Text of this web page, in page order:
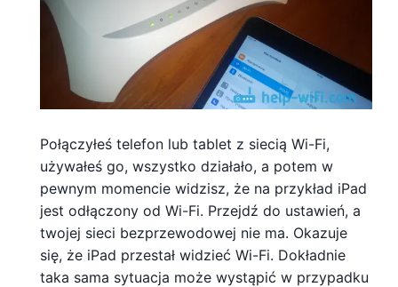
Połączyłeś telefon lub tablet z siecią Wi-Fi,
używałeś go, wszystko działało, a potem w
pewnym momencie widzisz, że na przykład iPad
jest odłączony od Wi-Fi. Przejdź do ustawień, a
twojej sieci bezprzewodowej nie ma. Okazuje
się, że iPad przestał widzieć Wi-Fi. Dokładnie
taka sama sytuacja może wystąpić w przypadku